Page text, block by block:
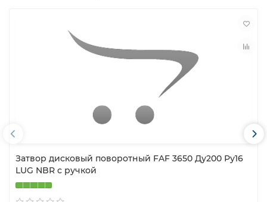
Затвор дисковый поворотный FAF 3650 Ду200 Ру16
LUG NBR с ручкой